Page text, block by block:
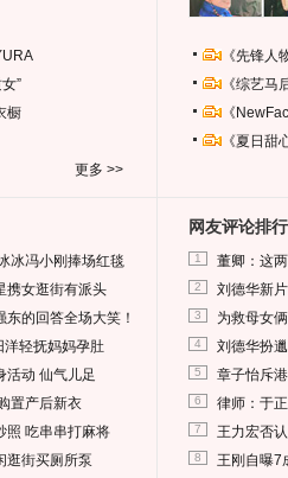
”
橱
更多 >>
《先锋
《综艺
《
《夏日
冰冯小刚捧场红毯
携女逛街有派头
的回答全场大笑！
洋轻抚妈妈孕肚
活动 仙气儿足
置产后新衣
照 吃串串打麻将
逛街买厕所泵
网友评论排行
1 董卿：这
2 刘德华新
3 为救母女
4 刘德华扮
5 章子怡斥
6 律师：于
7 王力宏否
8 王刚自曝7